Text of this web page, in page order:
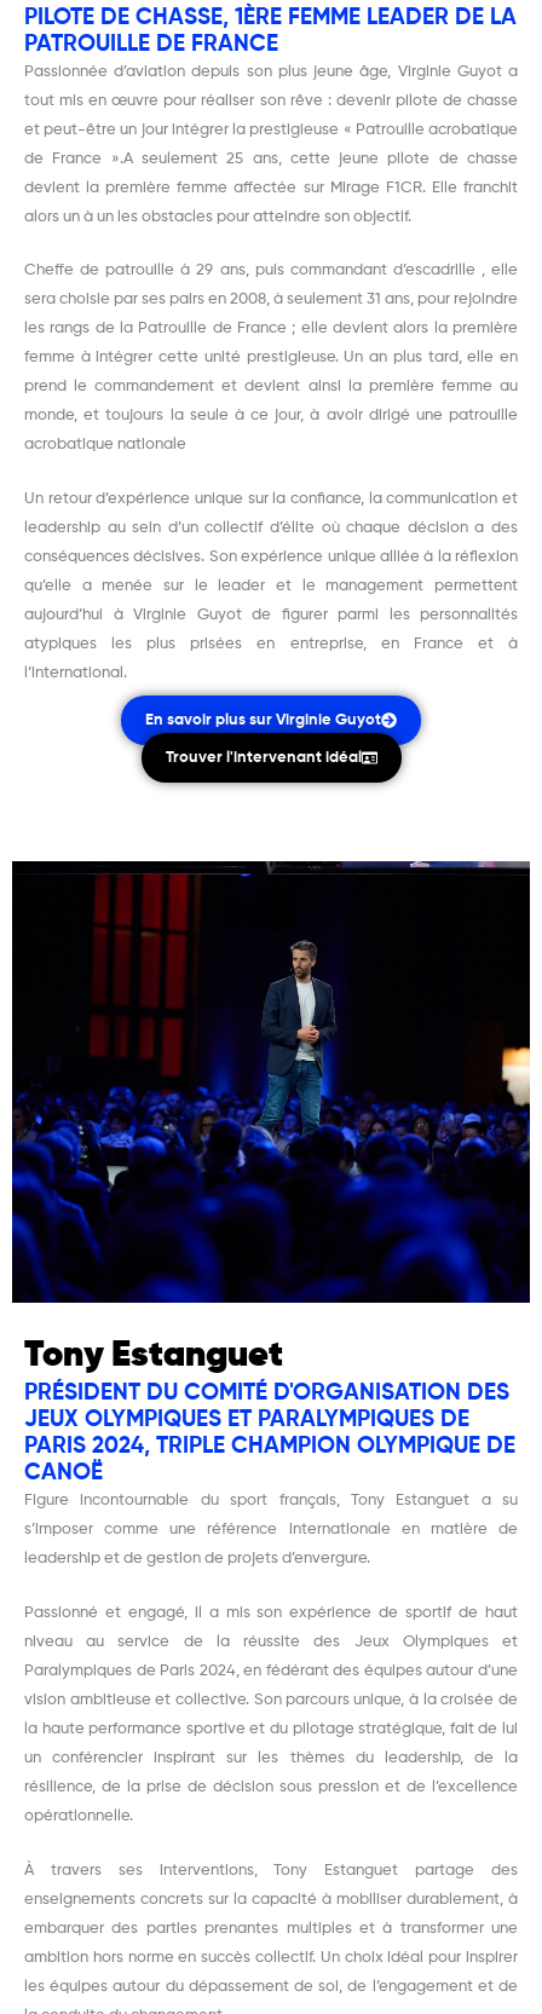
PILOTE DE CHASSE, 1ÈRE FEMME LEADER DE LA
PATROUILLE DE FRANCE
Passionnée d’aviation depuis son plus jeune âge, Virginie Guyot a
tout mis en œuvre pour réaliser son rêve : devenir pilote de chasse
et peut-être un jour intégrer la prestigieuse « Patrouille acrobatique
de France ».A seulement 25 ans, cette jeune pilote de chasse
devient la première femme affectée sur Mirage F1CR. Elle franchit
alors un à un les obstacles pour atteindre son objectif.
Cheffe de patrouille à 29 ans, puis commandant d’escadrille , elle
sera choisie par ses pairs en 2008, à seulement 31 ans, pour rejoindre
les rangs de la Patrouille de France ; elle devient alors la première
femme à intégrer cette unité prestigieuse. Un an plus tard, elle en
prend le commandement et devient ainsi la première femme au
monde, et toujours la seule à ce jour, à avoir dirigé une patrouille
acrobatique nationale
Un retour d’expérience unique sur la confiance, la communication et
leadership au sein d’un collectif d’élite où chaque décision a des
conséquences décisives. Son expérience unique alliée à la réflexion
qu’elle a menée sur le leader et le management permettent
aujourd’hui à Virginie Guyot de figurer parmi les personnalités
atypiques les plus prisées en entreprise, en France et à
l’international.
En savoir plus sur Virginie Guyot
Trouver l'intervenant idéal
Tony Estanguet
PRÉSIDENT DU COMITÉ D'ORGANISATION DES
JEUX OLYMPIQUES ET PARALYMPIQUES DE
PARIS 2024, TRIPLE CHAMPION OLYMPIQUE DE
CANOË
Figure incontournable du sport français, Tony Estanguet a su
s’imposer comme une référence internationale en matière de
leadership et de gestion de projets d’envergure.
Passionné et engagé, il a mis son expérience de sportif de haut
niveau au service de la réussite des Jeux Olympiques et
Paralympiques de Paris 2024, en fédérant des équipes autour d’une
vision ambitieuse et collective. Son parcours unique, à la croisée de
la haute performance sportive et du pilotage stratégique, fait de lui
un conférencier inspirant sur les thèmes du leadership, de la
résilience, de la prise de décision sous pression et de l’excellence
opérationnelle.
À travers ses interventions, Tony Estanguet partage des
enseignements concrets sur la capacité à mobiliser durablement, à
embarquer des parties prenantes multiples et à transformer une
ambition hors norme en succès collectif. Un choix idéal pour inspirer
les équipes autour du dépassement de soi, de l’engagement et de